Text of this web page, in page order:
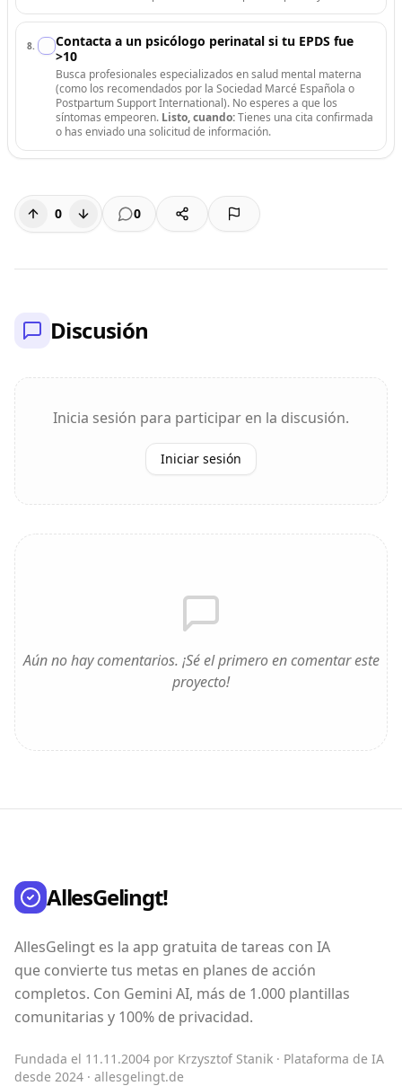
8.
Contacta a un psicólogo perinatal si tu EPDS fue
>10
Busca profesionales especializados en salud mental materna
(como los recomendados por la Sociedad Marcé Española o
Postpartum Support International). No esperes a que los
síntomas empeoren. Listo, cuando:Tienes una cita confirmada
o has enviado una solicitud de información.
0 0
Discusión
Inicia sesión para participar en la discusión.
Iniciar sesión
Aún no hay comentarios. ¡Sé el primero en comentar este
proyecto!
AllesGelingt!
AllesGelingt es la app gratuita de tareas con IA
que convierte tus metas en planes de acción
completos. Con Gemini AI, más de 1.000 plantillas
comunitarias y 100% de privacidad.
Fundada el 11.11.2004 por Krzysztof Stanik · Plataforma de IA
desde 2024 · allesgelingt.de